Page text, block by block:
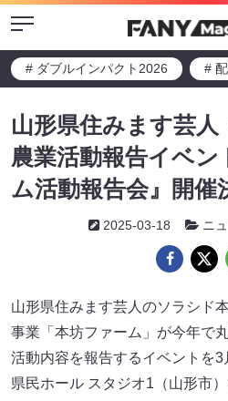
Menu
# ダブルインパクト2026 #
山形県住みます芸
農業活動報告イベン
ム活動報告会』開催
2025-03-18 ニ
山形県住みます芸人のソラシド
事業「本坊ファーム」が今年で
活動内容を報告するイベントを
県民ホール スタジオ1（山形市）